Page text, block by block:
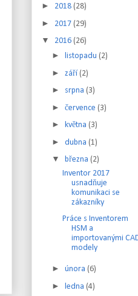
► 2018 (28)
► 2017 (29)
▼ 2016 (26)
► listopadu (2)
► září (2)
► srpna (3)
► července (3)
► května (3)
► dubna (1)
▼ března (2)
Inventor 2017
usnadňuje
komunikaci se
zákazníky
Práce s Inventorem
HSM a
importovanými
modely
► února (6)
► ledna (4)